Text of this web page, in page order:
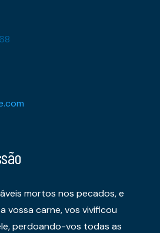
mortos nos pecados, e
vossa carne, vos vivificou
perdoando-vos todas as